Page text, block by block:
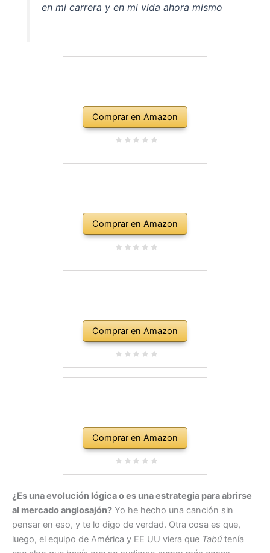
en mi carrera y en mi vida ahora mismo
Comprar en Amazon
Comprar en Amazon
Comprar en Amazon
Comprar en Amazon
¿Es una evolución lógica o es una estrategia para abrirse
al mercado anglosajón? Yo he hecho una canción sin
pensar en eso, y te lo digo de verdad. Otra cosa es que,
luego, el equipo de América y EE UU viera que Tabú tenía